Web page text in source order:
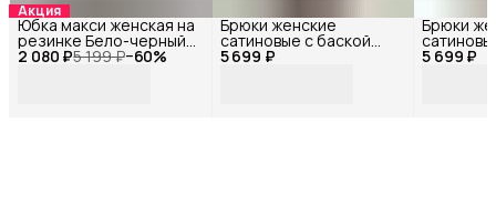
Акция
2 080 ₽5 199 ₽−60%
Юбка макси женская на
резинке Бело-черный
34330Ф_44 5 699 ₽
Брюки женские
сатиновые с баской
Черный 72109БФ_42 5 699 ₽
Брюки